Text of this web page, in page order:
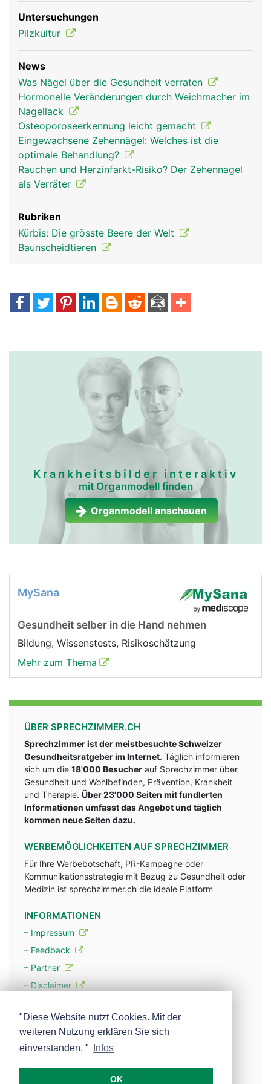
Nagel Frau Nagel Mann
Untersuchungen
Pilzkultur
News
Was Nägel über die Gesundheit verraten
Hormonelle Veränderungen durch Weichmacher im
Nagellack
Osteoporoseerkennung leicht gemacht
Eingewachsene Zehennägel: Welches ist die
optimale Behandlung?
Rauchen und Herzinfarkt-Risiko? Der Zehennagel
als Verräter
Rubriken
Kürbis: Die grösste Beere der Welt
Baunscheidtieren
Krankheitsbilder interaktiv
mit Organmodell finden
Organmodell anschauen
MySana
Gesundheit selber in die Hand nehmen
Bildung, Wissenstests, Risikoschätzung
Mehr zum Thema
ÜBER SPRECHZIMMER.CH
Sprechzimmer ist der meistbesuchte Schweizer
Gesundheitsratgeber im Internet. Täglich informieren
sich um die 18'000 Besucher auf Sprechzimmer über
Gesundheit und Wohlbefinden, Prävention, Krankheit
und Therapie. Über 23'000 Seiten mit fundlerten
Informationen umfasst das Angebot und täglich
kommen neue Seiten dazu.
WERBEMÖGLICHKEITEN AUF SPRECHZIMMER
Für Ihre Werbebotschaft, PR-Kampagne oder
Kommunikationsstrategie mit Bezug zu Gesundheit oder
Medizin ist sprechzimmer.ch die ideale Platform
INFORMATIONEN
– Impressum
– Feedback
– Partner
– Disclaimer
– Werbung
– Mehr über unsere Experten
"Diese Website nutzt Cookies. Mit der
weiteren Nutzung erklären Sie sich
einverstanden. "
Infos
OK